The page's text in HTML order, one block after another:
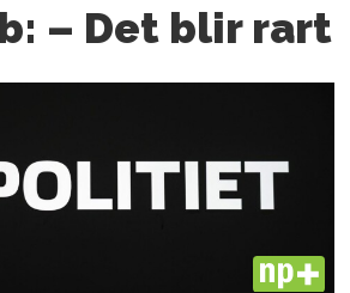
– Det blir rart
PLUS